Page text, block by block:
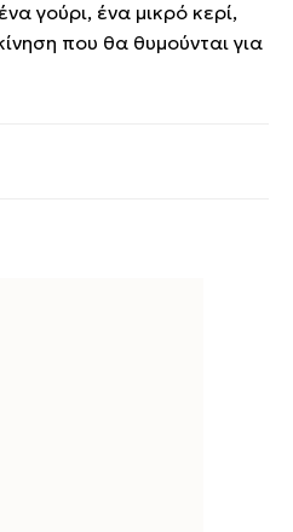
γούρι, ένα μικρό κερί,
που θα θυμούνται για